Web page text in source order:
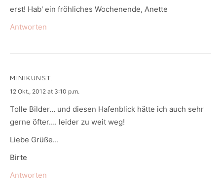
erst! Hab' ein fröhliches Wochenende, Anette
Antworten
MINIKUNST.
says:
12 Okt., 2012 at 3:10 p.m.
Tolle Bilder… und diesen Hafenblick hätte ich auch sehr
gerne öfter…. leider zu weit weg!
Liebe Grüße…
Birte
Antworten